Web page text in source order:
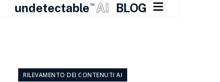
undetectable TM AI BLOG 
contenutoRILEVAMENTO DEI CONTENUTI AI